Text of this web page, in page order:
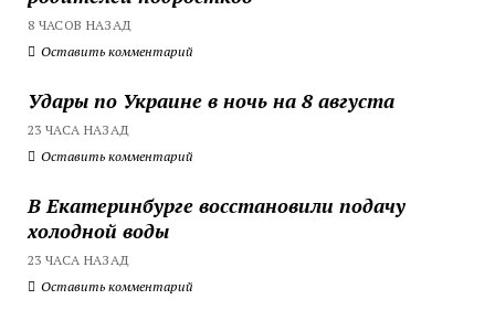
8 ЧАСОВ НАЗАД
Оставить комментарий
Удары по Украине в ночь на 8 августа
23 ЧАСА НАЗАД
Оставить комментарий
В Екатеринбурге восстановили подачу
холодной воды
23 ЧАСА НАЗАД
Оставить комментарий